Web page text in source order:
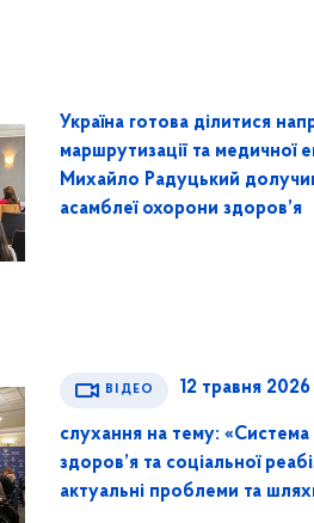
Україна готова ділитися
маршрутизації та медичної
Михайло Радуцький
асамблеї охорони здоров’я
ВІДЕО 12 травня 2026
слухання на тему: «Система
здоров’я та соціальної
актуальні проблеми та